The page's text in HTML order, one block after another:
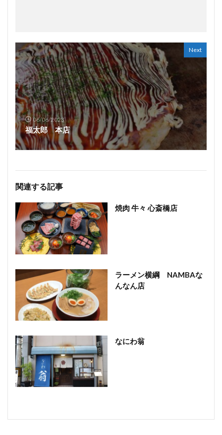
Next
06/06/2023
福太郎 本店
関連する記事
焼肉 牛々 心斎橋店
ラーメン横綱 NAMBAな
んなん店
なにわ翁